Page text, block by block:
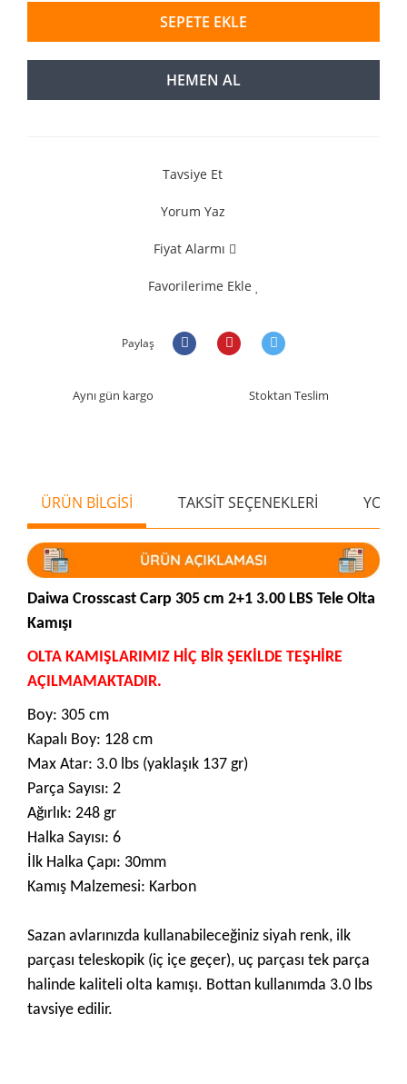
SEPETE EKLE
HEMEN AL
Tavsiye Et
Yorum Yaz
Fiyat Alarmı
Favorilerime Ekle
Paylaş
Aynı gün kargo Stoktan Teslim
ÜRÜN BİLGİSİ TAKSİT SEÇENEKLERİ
Daiwa Crosscast Carp 305 cm 2+1 3.00 LBS Tele Olta
Kamışı
OLTA KAMIŞLARIMIZ HİÇ BİR ŞEKİLDE TEŞHİRE
AÇILMAMAKTADIR.
Boy: 305 cm
Kapalı Boy: 128 cm
Max Atar: 3.0 lbs (yaklaşık 137 gr)
Parça Sayısı: 2
Ağırlık: 248 gr
Halka Sayısı: 6
İlk Halka Çapı: 30mm
Kamış Malzemesi: Karbon
Sazan avlarınızda kullanabileceğiniz siyah renk, ilk
parçası teleskopik (iç içe geçer), uç parçası tek parça
halinde kaliteli olta kamışı. Bottan kullanımda 3.0 lbs
tavsiye edilir.